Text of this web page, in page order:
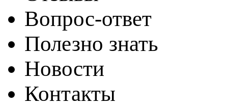
Вопрос-ответ
Полезно знать
Новости
Контакты